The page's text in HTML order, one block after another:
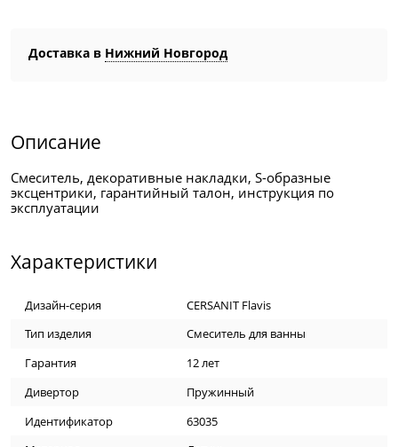
Доставка в Нижний Новгород
Описание
Смеситель, декоративные накладки, S-образные
эксцентрики, гарантийный талон, инструкция по
эксплуатации
Характеристики
Дизайн-серия
CERSANIT Flavis
Тип изделия
Смеситель для ванны
Гарантия
12 лет
Дивертор
Пружинный
Идентификатор
63035